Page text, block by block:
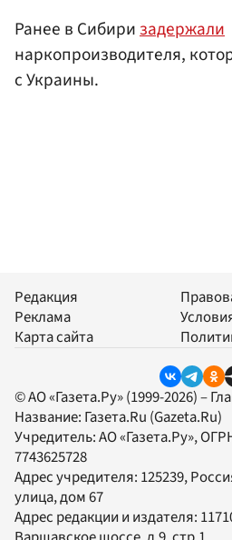
Ранее в Сибиризадержали
наркопроизводителя,
с Украины.
Редакция
Реклама
Карта сайта
© АО «Газета.Ру» (1999-2026) –
Название: Газета.Ru (Gazeta.Ru)
Учредитель:АО «Газета.Ру»,
7743625728
Адрес учредителя: 125239,
улица, дом 67
Адрес редакции и издателя: